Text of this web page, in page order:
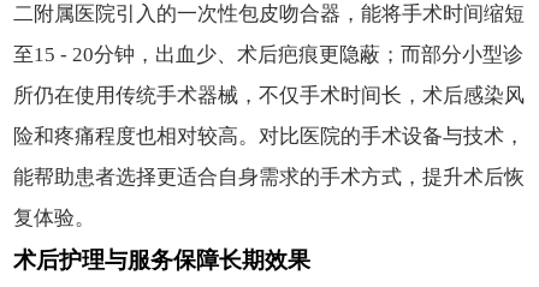
二附属医院引入的一次性包皮吻合器，能将手术时间缩短
至15 - 20分钟，出血少、术后疤痕更隐蔽；而部分小型诊
所仍在使用传统手术器械，不仅手术时间长，术后感染风
险和疼痛程度也相对较高。对比医院的手术设备与技术，
能帮助患者选择更适合自身需求的手术方式，提升术后恢
复体验。
术后护理与服务保障长期效果